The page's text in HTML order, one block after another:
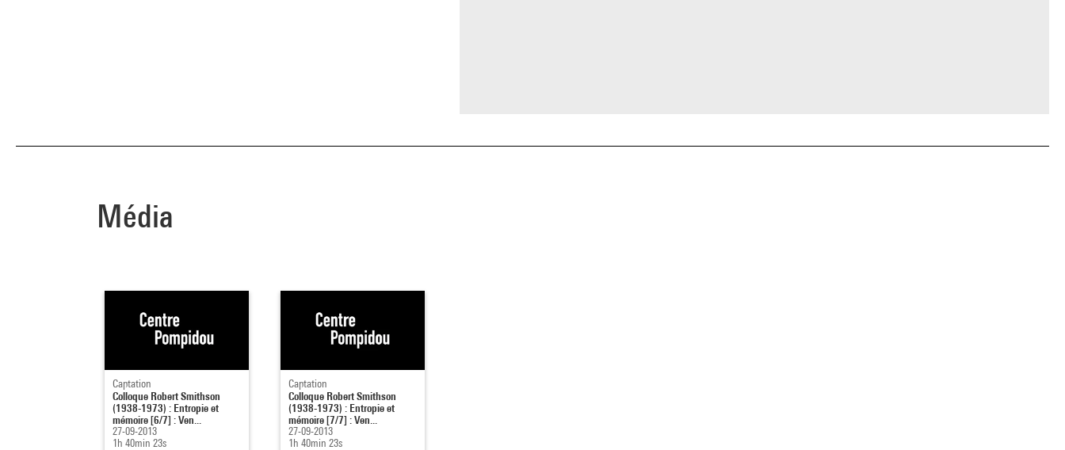
Média
Captation
Colloque Robert Smithson
(1938-1973) : Entropie et
mémoire [6/7] : Ven...
27-09-2013
1h 40min 23s
Captation
Colloque Robert Smithson
(1938-1973) : Entropie et
mémoire [7/7] : Ven...
27-09-2013
1h 40min 23s